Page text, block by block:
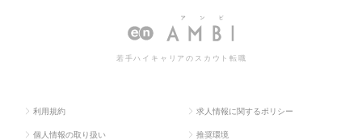
の転職 サルタントの求人情報
若手ハイキャリアのスカウト転職
利用規約 求人情報に関するポリシー
個人情報の取り扱い 推奨環境